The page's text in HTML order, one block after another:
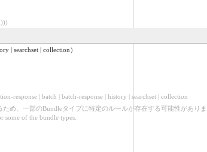
| searchset | collection）
response | batch | batch-response | history | searchset | collection
め、一部のBundleタイプに特定のルールが存在する可能性がありま
some of the bundle types.